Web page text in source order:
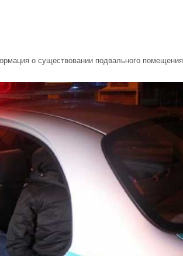
о существовании подвального